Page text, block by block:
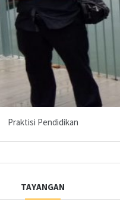
Praktisi Pendidikan
TAYANGAN